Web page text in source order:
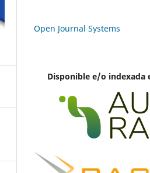
Open Journal Systems
Disponible e/o indexada